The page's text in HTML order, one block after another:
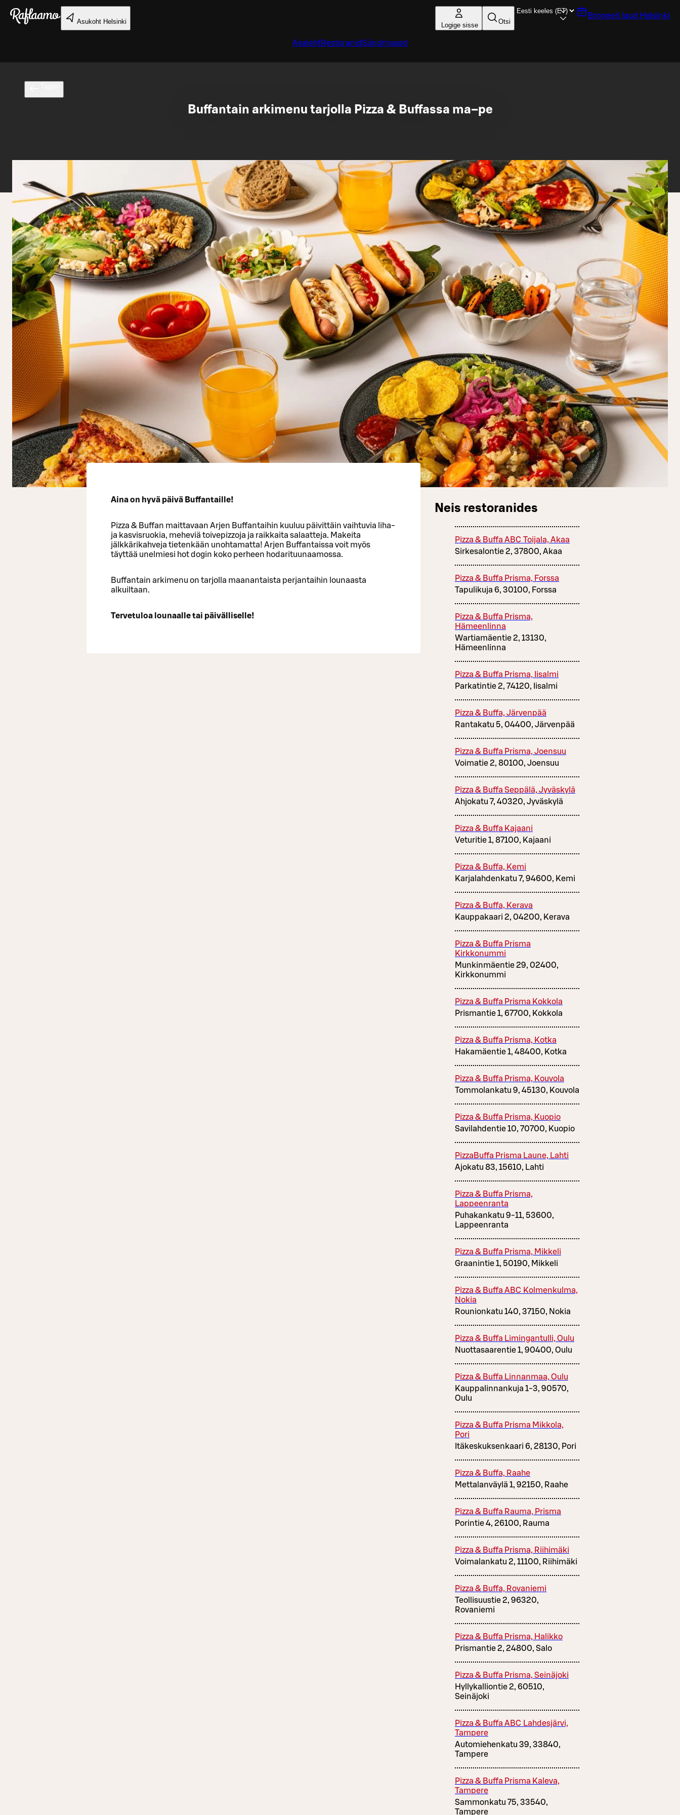
Liigu peamise sisu juurde
Asukoht Helsinki Logige sisse Otsi
Broneeri laud Helsinki
AvalehtRestoranidSündmused
Buffantain arkimenu tarjolla Pizza & Buffassa ma–pe
Aina on hyvä päivä Buffantaille!
Pizza & Buffan maittavaan Arjen Buffantaihin kuuluu päivittäin vaihtuvia liha-
ja kasvisruokia, meheviä toivepizzoja ja raikkaita salaatteja. Makeita
jälkkärikahveja tietenkään unohtamatta! Arjen Buffantaissa voit myös
täyttää unelmiesi hot dogin koko perheen hodarituunaamossa.
Buffantain arkimenu on tarjolla maanantaista perjantaihin lounaasta
alkuiltaan.
Tervetuloa lounaalle tai päivälliselle!
Neis restoranides
Pizza & Buffa ABC Toijala, Akaa
Sirkesalontie 2, 37800, Akaa
Pizza & Buffa Prisma, Forssa
Tapulikuja 6, 30100, Forssa
Pizza & Buffa Prisma,
Hämeenlinna
Wartiamäentie 2, 13130,
Hämeenlinna
Pizza & Buffa Prisma, Iisalmi
Parkatintie 2, 74120, Iisalmi
Pizza & Buffa, Järvenpää
Rantakatu 5, 04400, Järvenpää
Pizza & Buffa Prisma, Joensuu
Voimatie 2, 80100, Joensuu
Pizza & Buffa Seppälä, Jyväskylä
Ahjokatu 7, 40320, Jyväskylä
Pizza & Buffa Kajaani
Veturitie 1, 87100, Kajaani
Pizza & Buffa, Kemi
Karjalahdenkatu 7, 94600, Kemi
Pizza & Buffa, Kerava
Kauppakaari 2, 04200, Kerava
Pizza & Buffa Prisma
Kirkkonummi
Munkinmäentie 29, 02400,
Kirkkonummi
Pizza & Buffa Prisma Kokkola
Prismantie 1, 67700, Kokkola
Pizza & Buffa Prisma, Kotka
Hakamäentie 1, 48400, Kotka
Pizza & Buffa Prisma, Kouvola
Tommolankatu 9, 45130, Kouvola
Pizza & Buffa Prisma, Kuopio
Savilahdentie 10, 70700, Kuopio
PizzaBuffa Prisma Laune, Lahti
Ajokatu 83, 15610, Lahti
Pizza & Buffa Prisma,
Lappeenranta
Puhakankatu 9-11, 53600,
Lappeenranta
Pizza & Buffa Prisma, Mikkeli
Graanintie 1, 50190, Mikkeli
Pizza & Buffa ABC Kolmenkulma,
Nokia
Rounionkatu 140, 37150, Nokia
Pizza & Buffa Limingantulli, Oulu
Nuottasaarentie 1, 90400, Oulu
Pizza & Buffa Linnanmaa, Oulu
Kauppalinnankuja 1-3, 90570,
Oulu
Pizza & Buffa Prisma Mikkola,
Pori
Itäkeskuksenkaari 6, 28130, Pori
Pizza & Buffa, Raahe
Mettalanväylä 1, 92150, Raahe
Pizza & Buffa Rauma, Prisma
Porintie 4, 26100, Rauma
Pizza & Buffa Prisma, Riihimäki
Voimalankatu 2, 11100, Riihimäki
Pizza & Buffa, Rovaniemi
Teollisuustie 2, 96320,
Rovaniemi
Pizza & Buffa Prisma, Halikko
Prismantie 2, 24800, Salo
Pizza & Buffa Prisma, Seinäjoki
Hyllykalliontie 2, 60510,
Seinäjoki
Pizza & Buffa ABC Lahdesjärvi,
Tampere
Automiehenkatu 39, 33840,
Tampere
Pizza & Buffa Prisma Kaleva,
Tampere
Sammonkatu 75, 33540,
Tampere